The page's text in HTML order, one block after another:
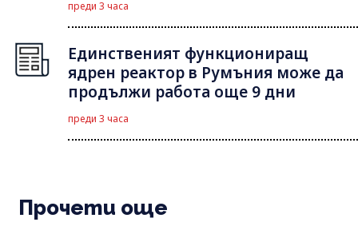
преди 3 часа
Единственият функциониращ
ядрен реактор в Румъния може да
продължи работа още 9 дни
преди 3 часа
Прочети още